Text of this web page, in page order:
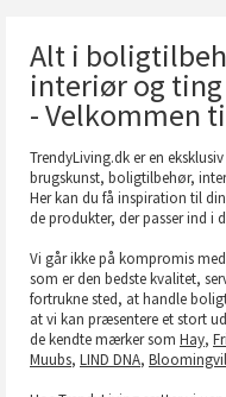
Alt i
interiør og
- Velkommen
TrendyLiving.dk er en
brugskunst, boligtilbehør,
Her kan du få inspiration til
de produkter, der passer ind i
Vi går ikke på kompromis
som er den bedste kvalitet,
fortrukne sted, at handle
at vi kan præsentere et stort
de kendte mærker som Hay,
Muubs, LIND DNA,